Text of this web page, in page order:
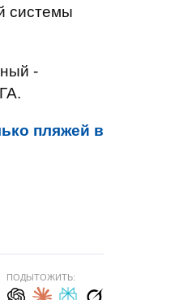
системы
-
пляжей в
ПОДЫТОЖИТЬ: